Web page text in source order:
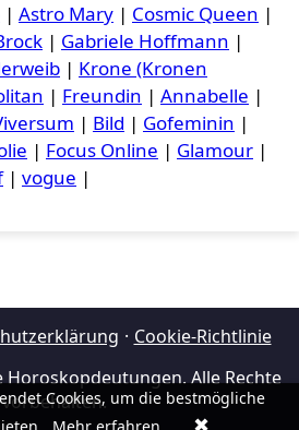
| Astro Mary | Cosmic Queen |
| Gabriele Hoffmann |
| Krone (Kronen
| Freundin | Annabelle |
| Bild | Gofeminin |
| Focus Online | Glamour |
| vogue |
· Cookie-Richtlinie
Alle Rechte
vorbehalten.
Cookies, um die bestmögliche
✖